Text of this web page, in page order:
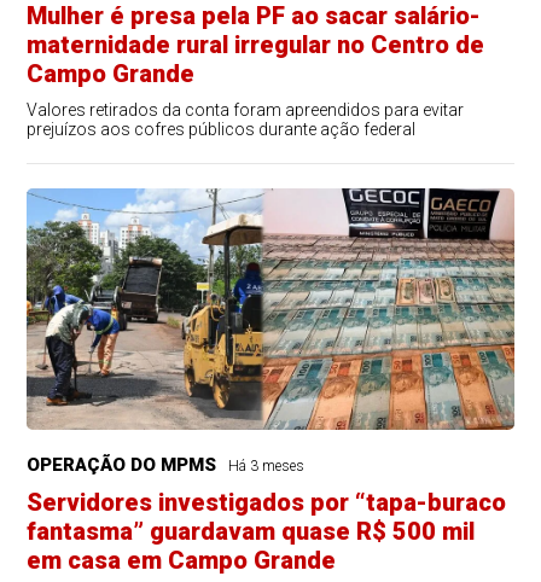
Mulher é presa pela PF ao sacar salário-
maternidade rural irregular no Centro de
Campo Grande
Valores retirados da conta foram apreendidos para evitar
prejuízos aos cofres públicos durante ação federal
OPERAÇÃO DO MPMS Há 3 meses
Servidores investigados por “tapa-buraco
fantasma” guardavam quase R$ 500 mil
em casa em Campo Grande